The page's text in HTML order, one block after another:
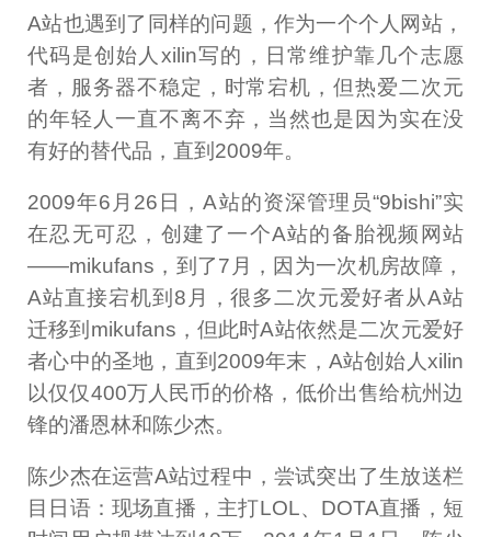
A站也遇到了同样的问题，作为一个个人网站，
代码是创始人xilin写的，日常维护靠几个志愿
者，服务器不稳定，时常宕机，但热爱二次元
的年轻人一直不离不弃，当然也是因为实在没
有好的替代品，直到2009年。
2009年6月26日，A站的资深管理员“9bishi”实
在忍无可忍，创建了一个A站的备胎视频网站
——mikufans，到了7月，因为一次机房故障，
A站直接宕机到8月，很多二次元爱好者从A站
迁移到mikufans，但此时A站依然是二次元爱好
者心中的圣地，直到2009年末，A站创始人xilin
以仅仅400万人民币的价格，低价出售给杭州边
锋的潘恩林和陈少杰。
陈少杰在运营A站过程中，尝试突出了生放送栏
目日语：现场直播，主打LOL、DOTA直播，短